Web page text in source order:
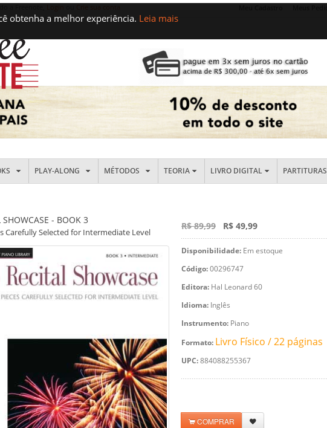
obtenha a melhor experiência. Leia mais
PLAY-ALONG MÉTODOS TEORIA LIVRO DIGITAL PARTITURAS
SHOWCASE - BOOK 3
Carefully Selected for Intermediate Level
R$ 89,99 R$ 49,99
Disponibilidade: Em estoque
Código:00296747
Editora: Hal Leonard 60
Idioma: Inglês
Instrumento: Piano
Formato: Livro Físico / 22 páginas
UPC:884088255367
COMPRAR